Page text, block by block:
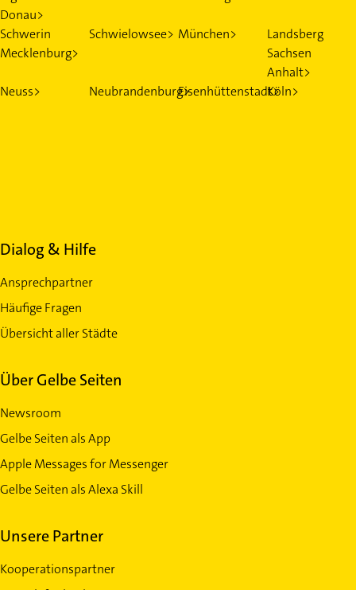
Donau>
Schwerin
Mecklenburg>
Schwielowsee> München>
Landsberg
Sachsen
Anhalt>
Neuss>
Neubrandenburg>Eisenhüttenstadt>Köln>
Dialog & Hilfe
Ansprechpartner
Häufige Fragen
Übersicht aller Städte
Über Gelbe Seiten
Newsroom
Gelbe Seiten als App
Apple Messages for Messenger
Gelbe Seiten als Alexa Skill
Unsere Partner
Kooperationspartner